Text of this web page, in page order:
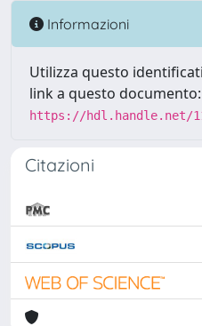
Informazioni
Utilizza questo
link a questo documento:
https://hdl.handle.net/
Citazioni